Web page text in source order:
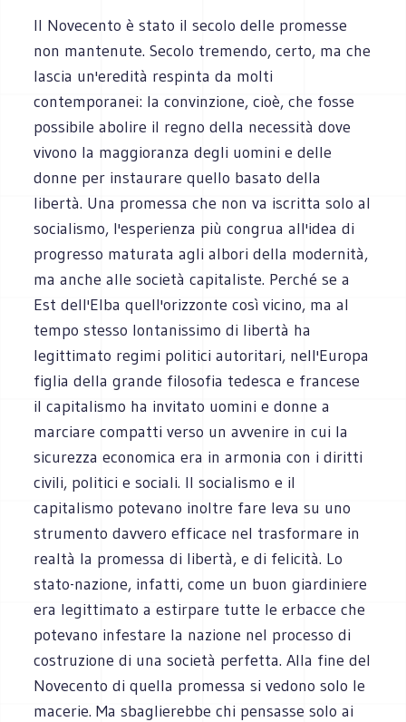
Il Novecento è stato il secolo delle promesse
non mantenute. Secolo tremendo, certo, ma che
lascia un'eredità respinta da molti
contemporanei: la convinzione, cioè, che fosse
possibile abolire il regno della necessità dove
vivono la maggioranza degli uomini e delle
donne per instaurare quello basato della
libertà. Una promessa che non va iscritta solo al
socialismo, l'esperienza più congrua all'idea di
progresso maturata agli albori della modernità,
ma anche alle società capitaliste. Perché se a
Est dell'Elba quell'orizzonte così vicino, ma al
tempo stesso lontanissimo di libertà ha
legittimato regimi politici autoritari, nell'Europa
figlia della grande filosofia tedesca e francese
il capitalismo ha invitato uomini e donne a
marciare compatti verso un avvenire in cui la
sicurezza economica era in armonia con i diritti
civili, politici e sociali. Il socialismo e il
capitalismo potevano inoltre fare leva su uno
strumento davvero efficace nel trasformare in
realtà la promessa di libertà, e di felicità. Lo
stato-nazione, infatti, come un buon giardiniere
era legittimato a estirpare tutte le erbacce che
potevano infestare la nazione nel processo di
costruzione di una società perfetta. Alla fine del
Novecento di quella promessa si vedono solo le
macerie. Ma sbaglierebbe chi pensasse solo ai